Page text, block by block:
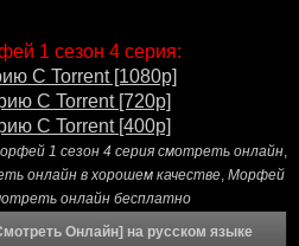
1 сезон 4 серия:
С Torrent [1080p]
С Torrent [720p]
С Torrent [400p]
1 сезон 4 серия смотреть онлайн
онлайн в хорошем качестве Морфей
онлайн бесплатно
Онлайн] на русском языке